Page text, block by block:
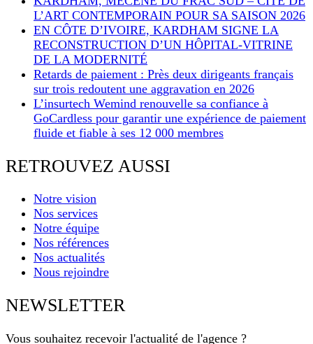
L’ART CONTEMPORAIN POUR SA SAISON 2026
EN CÔTE D’IVOIRE, KARDHAM SIGNE LA
RECONSTRUCTION D’UN HÔPITAL-VITRINE
DE LA MODERNITÉ
Retards de paiement : Près deux dirigeants français
sur trois redoutent une aggravation en 2026
L’insurtech Wemind renouvelle sa confiance à
GoCardless pour garantir une expérience de paiement
fluide et fiable à ses 12 000 membres
RETROUVEZ AUSSI
Notre vision
Nos services
Notre équipe
Nos références
Nos actualités
Nous rejoindre
NEWSLETTER
Vous souhaitez recevoir l'actualité de l'agence ?